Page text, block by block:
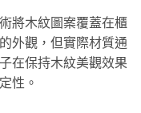
將木紋圖案覆蓋在櫃
外觀，但實際材質通
在保持木紋美觀效果
性。